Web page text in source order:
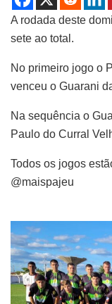
A rodada deste
sete ao total.
No primeiro jogo o
venceu o Guarani
Na sequência o
Paulo do Curral
Todos os jogos
@maispajeu